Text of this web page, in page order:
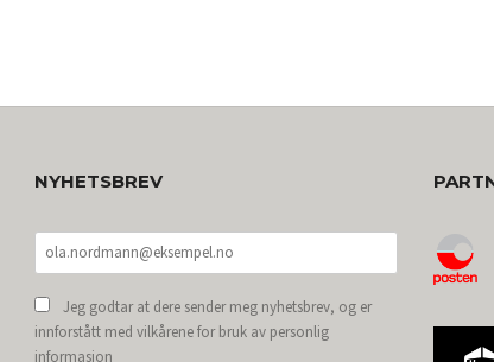
NYHETSBREV
Jeg godtar at dere sender meg nyhetsbrev, og er
innforstått med vilkårene for bruk av personlig
informasjon